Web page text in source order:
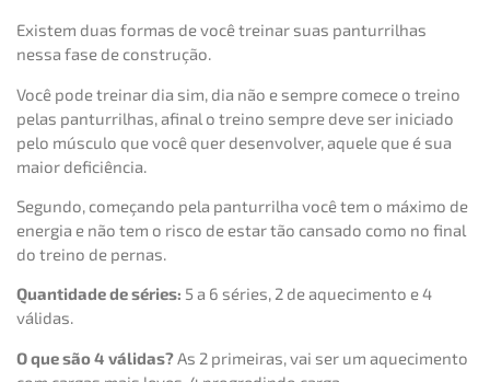
Existem duas formas de você treinar suas panturrilhas
nessa fase de construção.
Você pode treinar dia sim, dia não e sempre comece o treino
pelas panturrilhas, afinal o treino sempre deve ser iniciado
pelo músculo que você quer desenvolver, aquele que é sua
maior deficiência.
Segundo, começando pela panturrilha você tem o máximo de
energia e não tem o risco de estar tão cansado como no final
do treino de pernas.
Quantidade de séries: 5 a 6 séries, 2 de aquecimento e 4
válidas.
O que são 4 válidas?As 2 primeiras, vai ser um aquecimento